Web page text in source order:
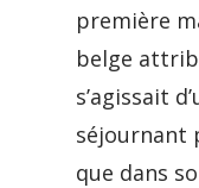
première
belge
s’agissait
séjournant
que dans